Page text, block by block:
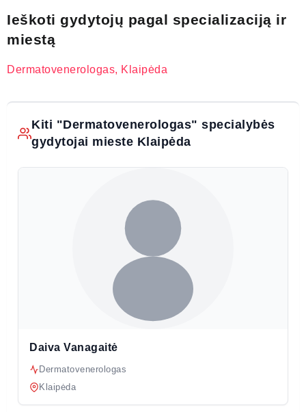
Ieškoti gydytojų pagal specializaciją ir
miestą
Dermatovenerologas, Klaipėda
Kiti "Dermatovenerologas" specialybės
gydytojai mieste Klaipėda
Daiva Vanagaitė
Dermatovenerologas
Klaipėda